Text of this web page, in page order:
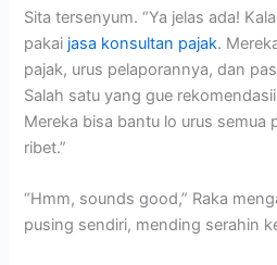
Sita tersenyum. “Ya jelas ada!
pakai jasa konsultan pajak.
pajak, urus pelaporannya, dan
Salah satu yang gue
Mereka bisa bantu lo urus semua
ribet.”
“Hmm, sounds good,” Raka
pusing sendiri, mending serahin